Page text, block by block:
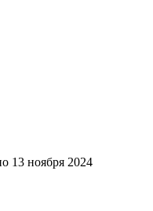
13 ноября 2024